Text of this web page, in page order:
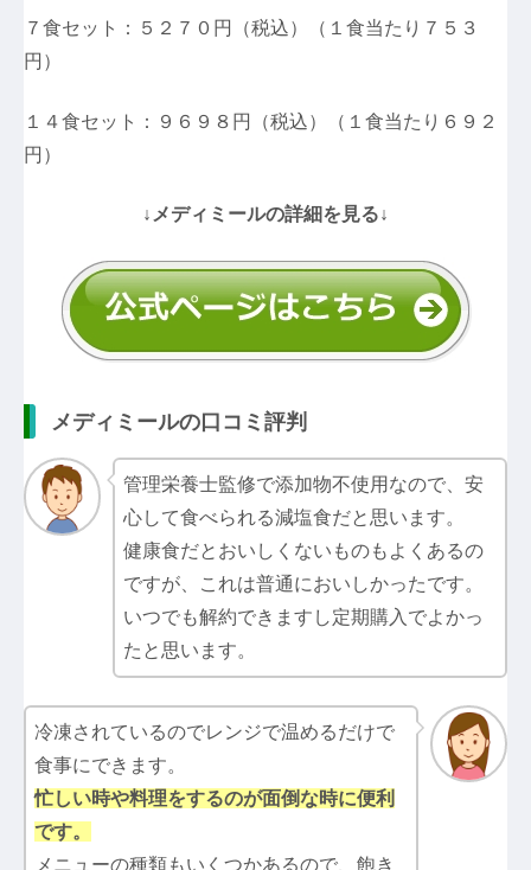
７食セット：５２７０円（税込）（１食当たり７５３
円）
１４食セット：９６９８円（税込）（１食当たり６９２
円）
↓メディミールの詳細を見る↓
メディミールの口コミ評判
管理栄養士監修で添加物不使用なので、安
心して食べられる減塩食だと思います。
健康食だとおいしくないものもよくあるの
ですが、これは普通においしかったです。
いつでも解約できますし定期購入でよかっ
たと思います。
冷凍されているのでレンジで温めるだけで
食事にできます。
忙しい時や料理をするのが面倒な時に便利
です。
メニューの種類もいくつかあるので、飽き